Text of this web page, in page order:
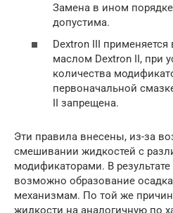
Замена в ином порядке
допустима.
Dextron III
маслом Dextron II, при
количества
первоначальной
II запрещена.
Эти правила внесены, из-за
смешивании жидкостей с
модификаторами. В
возможно образование
механизмам. По той же
жидкости на аналогичную по